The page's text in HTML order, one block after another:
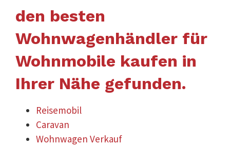
den besten
Wohnwagenhändler für
Wohnmobile kaufen in
Ihrer Nähe gefunden.
Reisemobil
Caravan
Wohnwagen Verkauf